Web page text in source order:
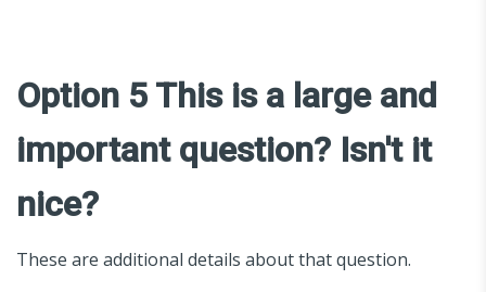
Option 5 This is a large and
important question? Isn't it
nice?
These are additional details about that question.